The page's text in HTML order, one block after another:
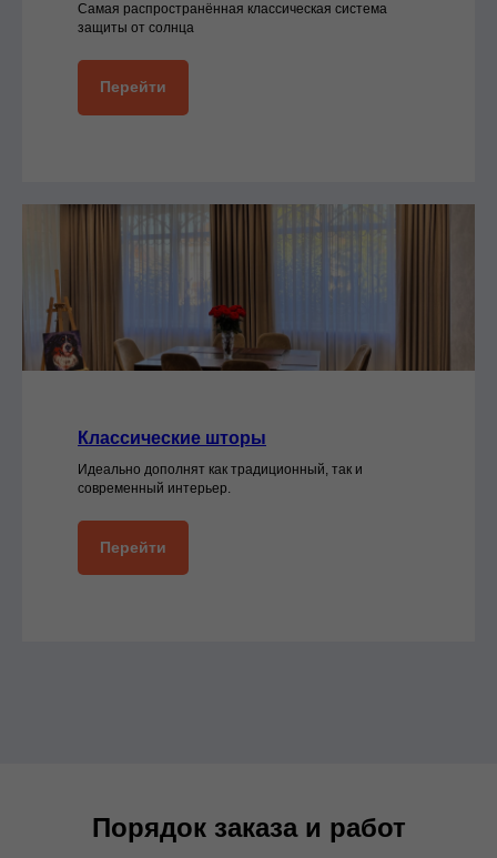
Самая распространённая классическая система
защиты от солнца
Перейти
Классические шторы
Идеально дополнят как традиционный, так и
современный интерьер.
Перейти
Порядок заказа и работ